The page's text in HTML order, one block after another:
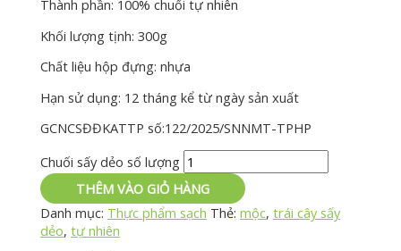
Thành phần: 100% chuối tự nhiên
Khối lượng tịnh: 300g
Chất liệu hộp đựng: nhựa
Hạn sử dụng: 12 tháng kể từ ngày sản xuất
GCNCSĐĐKATTP số:122/2025/SNNMT-TPHP
Chuối sấy dẻo số lượng
THÊM VÀO GIỎ HÀNG
Danh mục: Thực phẩm sạch Thẻ:mộc,trái cây sấy
dẻo,tự nhiên